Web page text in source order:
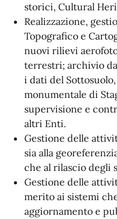
storici, Cultural
Realizzazione,
Topografico e
nuovi rilievi
terrestri; archivio
i dati del
monumentale di
supervisione e
altri Enti.
Gestione delle
sia alla
che al rilascio degli
Gestione delle
merito ai sistemi
aggiornamento e